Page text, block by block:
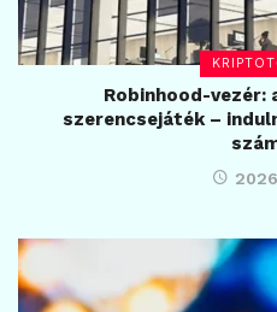
Robinhood-vezér:
szerencsejáték –